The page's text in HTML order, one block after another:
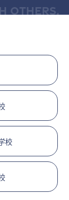
OTHERS.
校